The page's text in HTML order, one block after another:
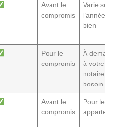
Avant le
compromis
Varie selon
l’année du
bien
Pour le
compromis
À demander
à votre
notaire si
besoin
Avant le
compromis
Pour les
appartements